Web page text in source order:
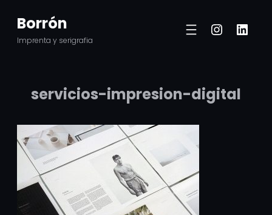
contenido
Borrón
Imprenta y serigrafia
servicios-impresion-digital